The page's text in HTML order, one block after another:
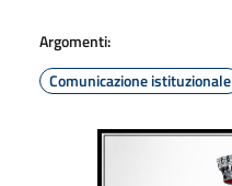
Argomenti:
Comunicazione istituzionale